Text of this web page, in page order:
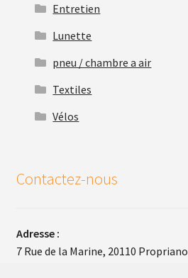
Entretien
Lunette
pneu / chambre a air
Textiles
Vélos
Contactez-nous
Adresse :
7 Rue de la Marine, 20110 Propriano